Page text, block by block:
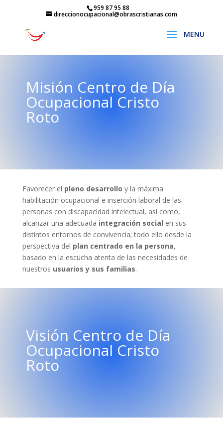
959 87 95 88
direccionocupacional@obrascristianas.com
Misión Centro de Día
Ocupacional Cristo
Roto
Favorecer el pleno desarrollo y la máxima
habilitación ocupacional e inserción laboral de las
personas con discapacidad intelectual, así como,
alcanzar una adecuada integración social en sus
distintos entornos de convivencia; todo ello desde la
perspectiva del plan centrado en la persona,
basado en la escucha atenta de las necesidades de
nuestros usuarios y sus familias.
Visión Centro de Día
Ocupacional Cristo
Roto